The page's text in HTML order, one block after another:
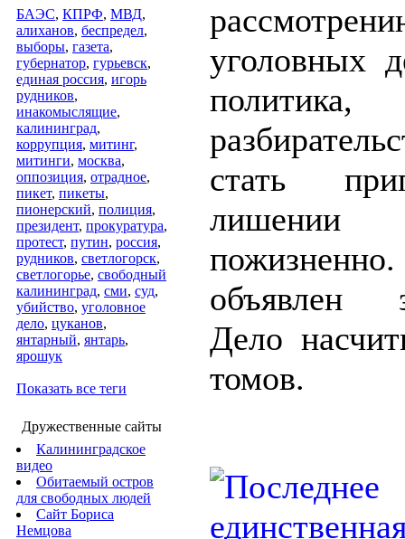
БАЭС, КПРФ, МВД,
алиханов, беспредел,
выборы, газета,
губернатор, гурьевск,
единая россия, игорь
рудников,
инакомыслящие,
калининград,
коррупция, митинг,
митинги, москва,
оппозиция, отрадное,
пикет, пикеты,
пионерский, полиция,
президент, прокуратура,
протест, путин, россия,
рудников, светлогорск,
светлогорье, свободный
калининград, сми, суд,
убийство, уголовное
дело, цуканов,
янтарный, янтарь,
ярошук
Показать все теги
Дружественные сайты
Калининградское
видео
Обитаемый остров
для свободных людей
Сайт Бориса
Немцова
уголовных
стать
лишении
объявлен
Дело
томов.